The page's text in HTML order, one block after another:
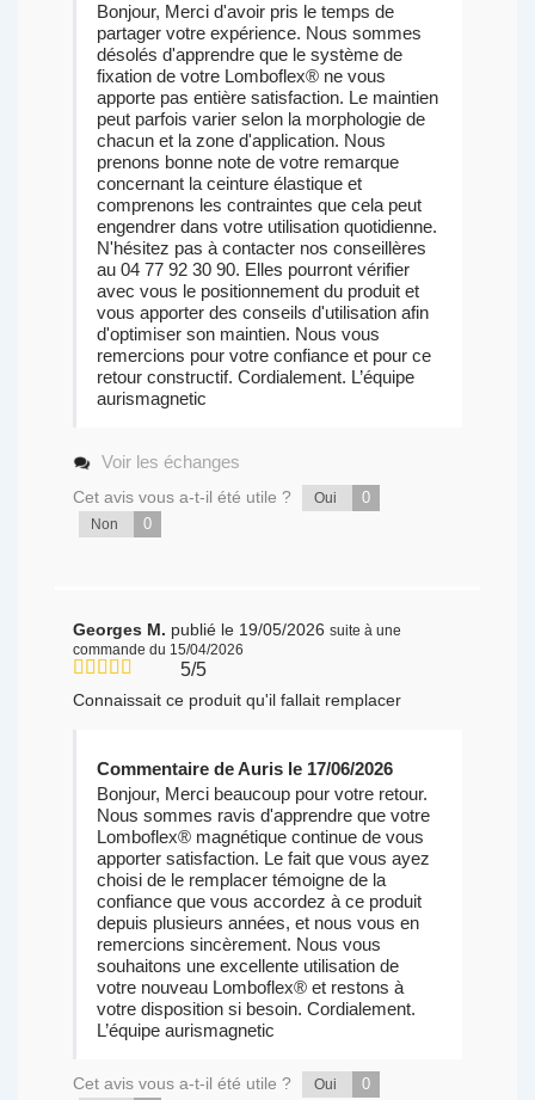
Bonjour, Merci d'avoir pris le temps de
partager votre expérience. Nous sommes
désolés d'apprendre que le système de
fixation de votre Lomboflex® ne vous
apporte pas entière satisfaction. Le maintien
peut parfois varier selon la morphologie de
chacun et la zone d'application. Nous
prenons bonne note de votre remarque
concernant la ceinture élastique et
comprenons les contraintes que cela peut
engendrer dans votre utilisation quotidienne.
N'hésitez pas à contacter nos conseillères
au 04 77 92 30 90. Elles pourront vérifier
avec vous le positionnement du produit et
vous apporter des conseils d'utilisation afin
d'optimiser son maintien. Nous vous
remercions pour votre confiance et pour ce
retour constructif. Cordialement. L’équipe
aurismagnetic
Voir les échanges
Cet avis vous a-t-il été utile ? Oui 0
Non 0
Georges M. publié le 19/05/2026 suite à une
commande du 15/04/2026
5/5
Connaissait ce produit qu'il fallait remplacer
Commentaire de Auris le 17/06/2026
Bonjour, Merci beaucoup pour votre retour.
Nous sommes ravis d'apprendre que votre
Lomboflex® magnétique continue de vous
apporter satisfaction. Le fait que vous ayez
choisi de le remplacer témoigne de la
confiance que vous accordez à ce produit
depuis plusieurs années, et nous vous en
remercions sincèrement. Nous vous
souhaitons une excellente utilisation de
votre nouveau Lomboflex® et restons à
votre disposition si besoin. Cordialement.
L’équipe aurismagnetic
Cet avis vous a-t-il été utile ? Oui 0